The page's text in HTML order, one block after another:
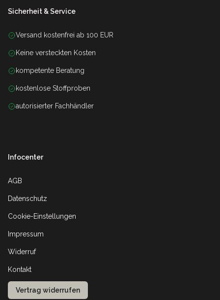
Sicherheit & Service
Versand kostenfrei ab 100 EUR
Keine versteckten Kosten
kompetente Beratung
kostenlose Stoffproben
autorisierter Fachhändler
Infocenter
AGB
Datenschutz
Cookie-Einstellungen
Impressum
Widerruf
Kontakt
Vertrag widerrufen